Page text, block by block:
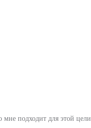
подходит для этой цели.